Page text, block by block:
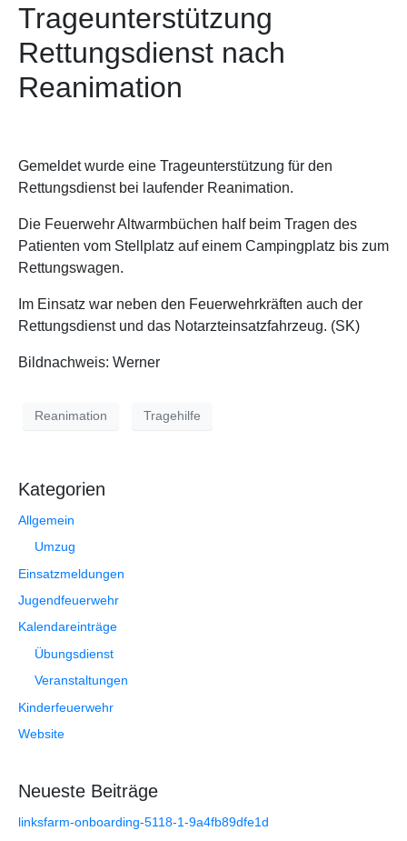
Trageunterstützung
Rettungsdienst nach
Reanimation
Gemeldet wurde eine Trageunterstützung für den
Rettungsdienst bei laufender Reanimation.
Die Feuerwehr Altwarmbüchen half beim Tragen des
Patienten vom Stellplatz auf einem Campingplatz bis zum
Rettungswagen.
Im Einsatz war neben den Feuerwehrkräften auch der
Rettungsdienst und das Notarzteinsatzfahrzeug. (SK)
Bildnachweis: Werner
Reanimation Tragehilfe
Kategorien
Allgemein
Umzug
Einsatzmeldungen
Jugendfeuerwehr
Kalendareinträge
Übungsdienst
Veranstaltungen
Kinderfeuerwehr
Website
Neueste Beiträge
linksfarm-onboarding-5118-1-9a4fb89dfe1d